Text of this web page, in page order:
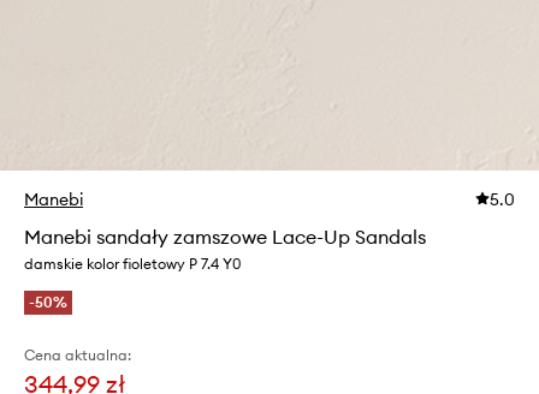
Manebi 5.0
Manebi sandały zamszowe Lace-Up Sandals
damskie kolor fioletowy P 7.4 Y0
-50%
Cena aktualna:
344,99 zł